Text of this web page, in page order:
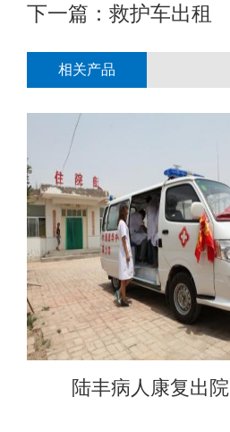
下一篇： 救护车出租
相关产品
陆丰病人康复出院